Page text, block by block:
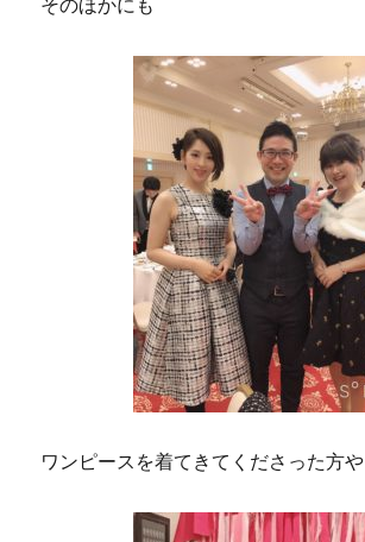
そのほかにも
ワンピースを着てきてくださった方や